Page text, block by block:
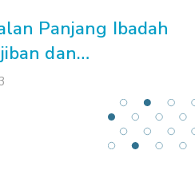
Panjang Ibadah
dan